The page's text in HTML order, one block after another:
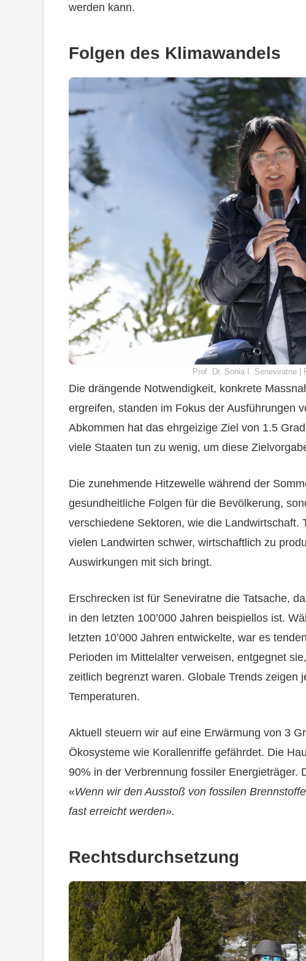
werden kann.
Folgen des Klimawandels
Prof. Dr. Sonia I. Seneviratne |
Die drängende Notwendigkeit, konkrete
ergreifen, standen im Fokus der Ausführungen
Abkommen hat das ehrgeizige Ziel von 1.5
viele Staaten tun zu wenig, um diese
Die zunehmende Hitzewelle während der
gesundheitliche Folgen für die Bevölkerung,
verschiedene Sektoren, wie die Landwirtschaft.
vielen Landwirten schwer, wirtschaftlich zu
Auswirkungen mit sich bringt.
Erschrecken ist für Seneviratne die Tatsache,
in den letzten 100’000 Jahren beispiellos ist.
letzten 10’000 Jahren entwickelte, war es
Perioden im Mittelalter verweisen, entgegnet
zeitlich begrenzt waren. Globale Trends zeigen
Temperaturen.
Aktuell steuern wir auf eine Erwärmung von 3
Ökosysteme wie Korallenriffe gefährdet. Die
90% in der Verbrennung fossiler Energieträger.
«Wenn wir den Ausstoß von fossilen
fast erreicht werden».
Rechtsdurchsetzung